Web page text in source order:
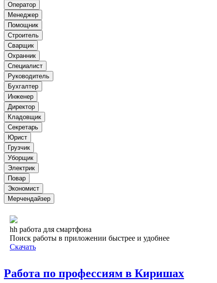
Оператор
Менеджер
Помощник
Строитель
Сварщик
Охранник
Специалист
Руководитель
Бухгалтер
Инженер
Директор
Кладовщик
Секретарь
Юрист
Грузчик
Уборщик
Электрик
Повар
Экономист
Мерчендайзер
hh работа для смартфона
Поиск работы в приложении быстрее и удобнее
Скачать
Работа по профессиям в Киришах